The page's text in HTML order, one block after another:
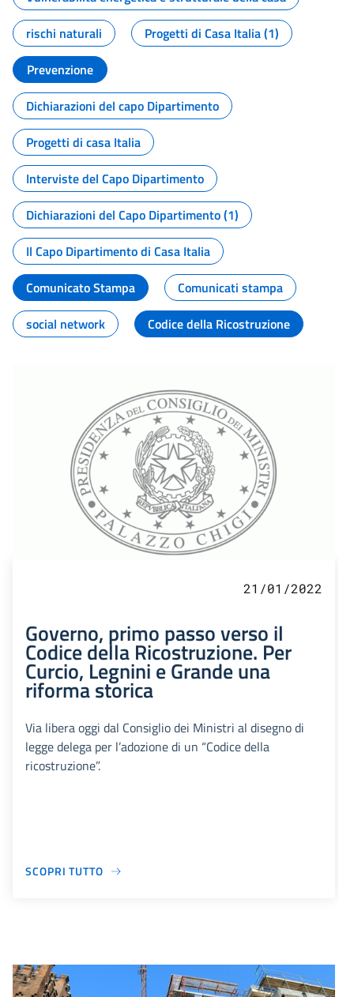
rischi naturali
Progetti di Casa Italia (1)
Prevenzione
Dichiarazioni del capo Dipartimento
Progetti di casa Italia
Interviste del Capo Dipartimento
Dichiarazioni del Capo Dipartimento (1)
Il Capo Dipartimento di Casa Italia
Comunicato Stampa
Comunicati stampa
social network
Codice della Ricostruzione
21/01/2022
Governo, primo passo verso il
Codice della Ricostruzione. Per
Curcio, Legnini e Grande una
riforma storica
Via libera oggi dal Consiglio dei Ministri al disegno di
legge delega per l’adozione di un “Codice della
ricostruzione”.
SCOPRI TUTTO